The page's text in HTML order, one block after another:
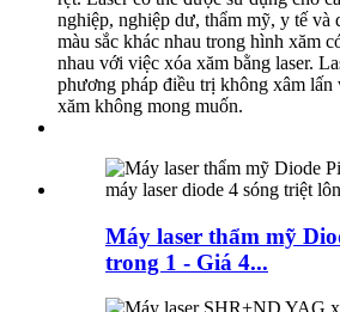
nghiệp, nghiệp dư, thẩm mỹ, y tế và
màu sắc khác nhau trong hình xăm
nhau với việc xóa xăm bằng laser.
phương pháp điều trị không xâm lấn
xăm không mong muốn.
Máy laser thẩm mỹ
trong 1 - Giá 4...